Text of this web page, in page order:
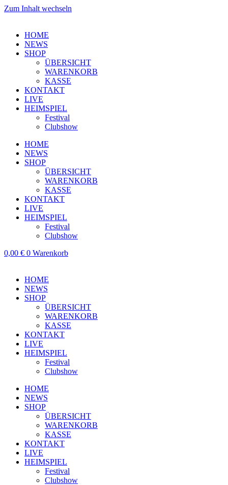
Zum Inhalt wechseln
HOME
NEWS
SHOP
ÜBERSICHT
WARENKORB
KASSE
KONTAKT
LIVE
HEIMSPIEL
Festival
Clubshow
HOME
NEWS
SHOP
ÜBERSICHT
WARENKORB
KASSE
KONTAKT
LIVE
HEIMSPIEL
Festival
Clubshow
0,00 € 0 Warenkorb
HOME
NEWS
SHOP
ÜBERSICHT
WARENKORB
KASSE
KONTAKT
LIVE
HEIMSPIEL
Festival
Clubshow
HOME
NEWS
SHOP
ÜBERSICHT
WARENKORB
KASSE
KONTAKT
LIVE
HEIMSPIEL
Festival
Clubshow